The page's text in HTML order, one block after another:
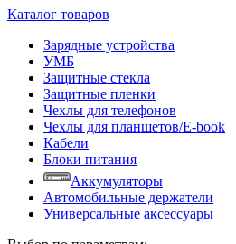
Каталог товаров
Зарядные устройства
УМБ
Защитные стекла
Защитные пленки
Чехлы для телефонов
Чехлы для планшетов/E-book
Кабели
Блоки питания
Аккумуляторы
Автомобильные держатели
Универсальные аксессуары